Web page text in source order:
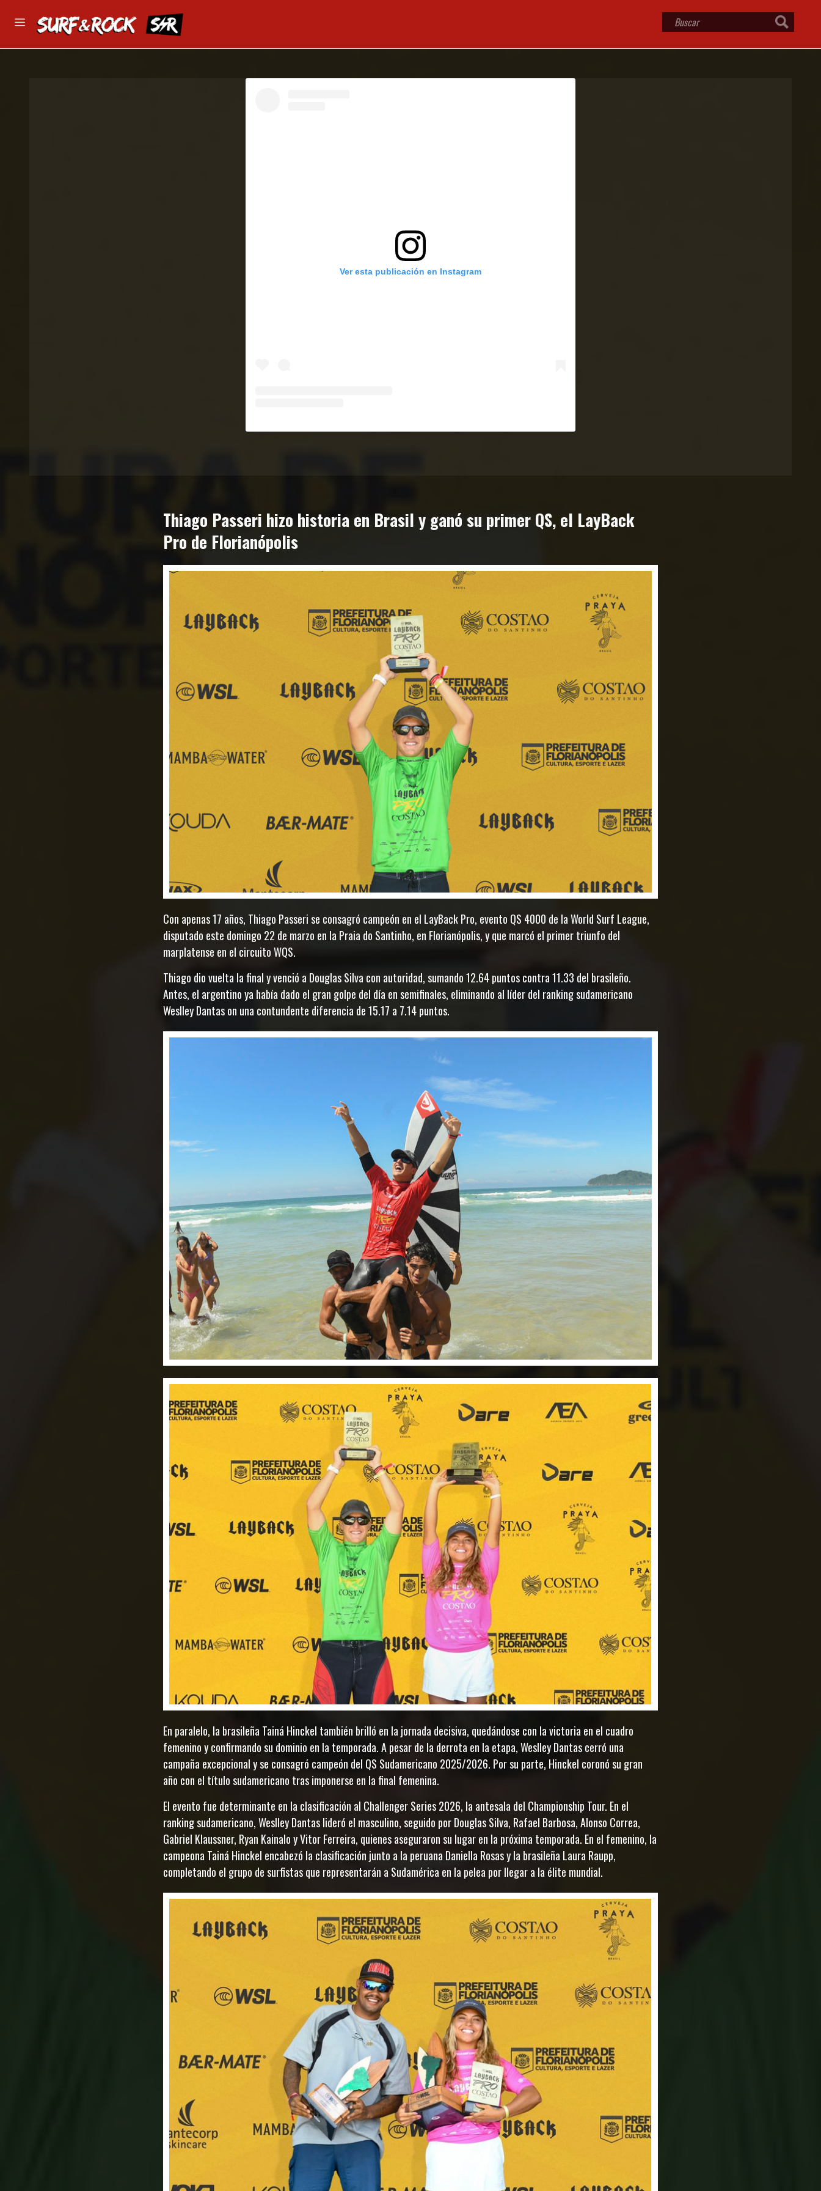
Ver esta publicación en Instagram
Thiago Passeri hizo historia en Brasil y ganó su primer QS, el LayBack
Pro de Florianópolis
Con apenas 17 años, Thiago Passeri se consagró campeón en el LayBack Pro, evento QS 4000 de la World Surf League,
disputado este domingo 22 de marzo en la Praia do Santinho, en Florianópolis, y que marcó el primer triunfo del
marplatense en el circuito WQS.
Thiago dio vuelta la final y venció a Douglas Silva con autoridad, sumando 12.64 puntos contra 11.33 del brasileño.
Antes, el argentino ya había dado el gran golpe del día en semifinales, eliminando al líder del ranking sudamericano
Weslley Dantas on una contundente diferencia de 15.17 a 7.14 puntos.
En paralelo, la brasileña Tainá Hinckel también brilló en la jornada decisiva, quedándose con la victoria en el cuadro
femenino y confirmando su dominio en la temporada. A pesar de la derrota en la etapa, Weslley Dantas cerró una
campaña excepcional y se consagró campeón del QS Sudamericano 2025/2026. Por su parte, Hinckel coronó su gran
año con el título sudamericano tras imponerse en la final femenina.
El evento fue determinante en la clasificación al Challenger Series 2026, la antesala del Championship Tour. En el
ranking sudamericano, Weslley Dantas lideró el masculino, seguido por Douglas Silva, Rafael Barbosa, Alonso Correa,
Gabriel Klaussner, Ryan Kainalo y Vitor Ferreira, quienes aseguraron su lugar en la próxima temporada. En el femenino, la
campeona Tainá Hinckel encabezó la clasificación junto a la peruana Daniella Rosas y la brasileña Laura Raupp,
completando el grupo de surfistas que representarán a Sudamérica en la pelea por llegar a la élite mundial.